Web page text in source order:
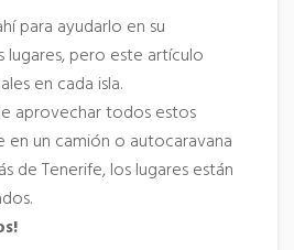
para ayudarlo en su
pero este artículo
en cada isla.
aprovechar todos estos
en un camión o autocaravana
de Tenerife, los lugares están